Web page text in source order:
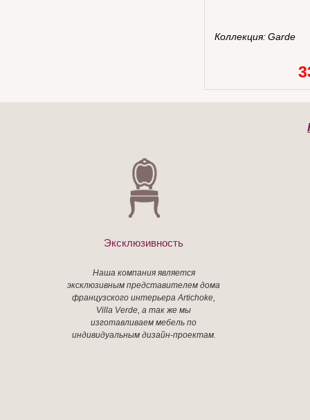
Коллекция:Garde
Эксклюзивность
Наша компания является
эксклюзивным представителем дома
французского интерьера Artichoke,
Villa Verde, а так же мы
изготавливаем мебель по
индивидуальным дизайн-проектам.